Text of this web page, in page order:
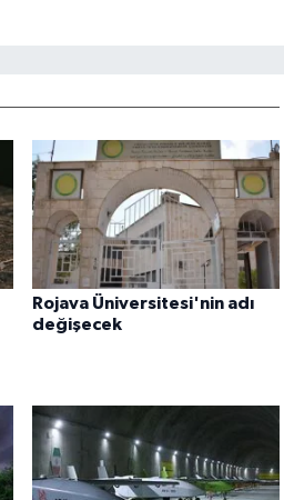
Rojava Üniversitesi'nin adı
değişecek